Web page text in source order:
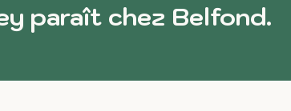
paraît chez Belfond.